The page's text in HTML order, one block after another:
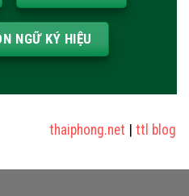
NGỮ KÝ HIỆU
thaiphong.net| ttl blog|